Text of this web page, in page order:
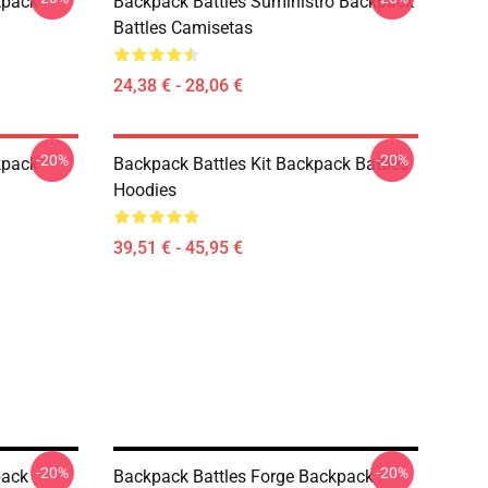
Battles Camisetas
24,38 € - 28,06 €
-20%
Backpack Battles Kit Backpack Battles
Hoodies
39,51 € - 45,95 €
-20%
-20%
Backpack Battles Forge Backpack-20%